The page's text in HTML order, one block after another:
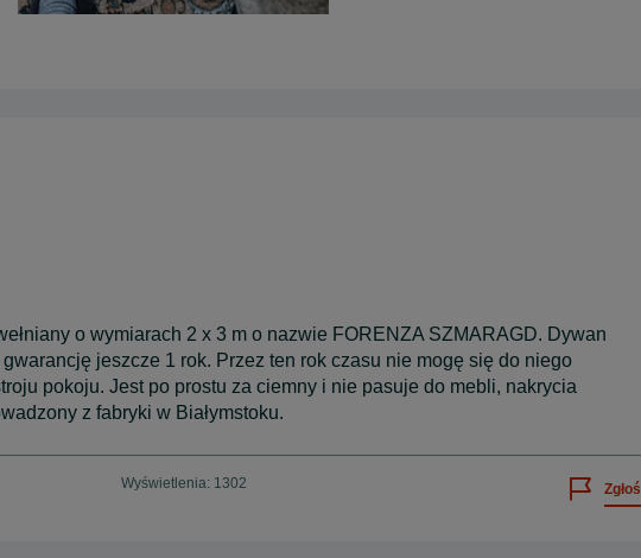
o wymiarach 2 x 3 m o nazwie FORENZA SZMARAGD. Dywan
jeszcze 1 rok. Przez ten rok czasu nie mogę się do niego
pokoju. Jest po prostu za ciemny i nie pasuje do mebli, nakrycia
z fabryki w Białymstoku.
Wyświetlenia: 1302 Zgłoś